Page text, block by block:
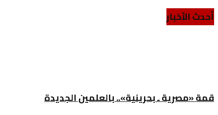
أحدث الأخبار
قمة «مصرية ـ بحرينية».. بالعلمين الجديدة